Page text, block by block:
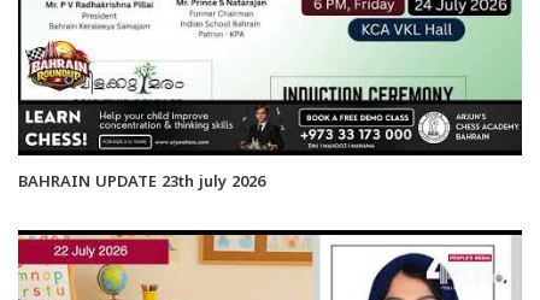
BAHRAIN UPDATE 23th july 2026